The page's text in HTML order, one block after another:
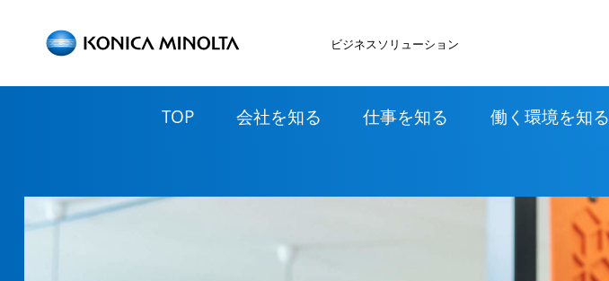
ビジネスソリューション
TOP 会社を知る 仕事を知る 働く環境を知る